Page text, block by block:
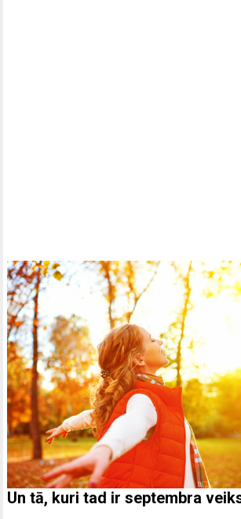
Un tā, kuri tad ir septembra